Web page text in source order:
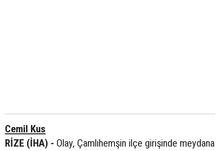
Cemil Kus
RİZE (İHA) - Olay, Çamlıhemşin ilçe girişinde meydana